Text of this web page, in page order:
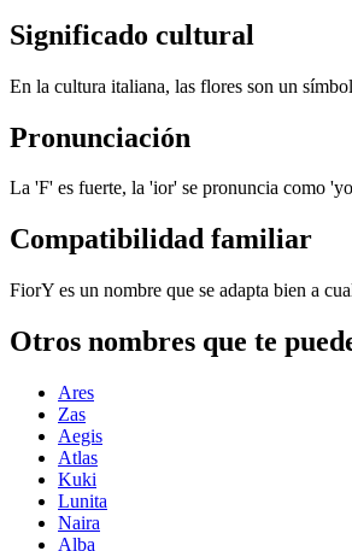
Significado cultural
En la cultura italiana, las flores son un
Pronunciación
La 'F' es fuerte, la 'ior' se pronuncia como
Compatibilidad familiar
FiorY es un nombre que se adapta bien a
Otros nombres que te
Ares
Zas
Aegis
Atlas
Kuki
Lunita
Naira
Alba